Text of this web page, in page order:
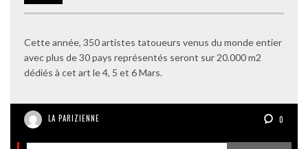
Cette année, 350 artistes tatoueurs venus du monde entier
avec plus de 30 pays représentés seront sur 20.000 m2
dédiés à cet art le 4, 5 et 6 Mars.
LA PARIZIENNE 0